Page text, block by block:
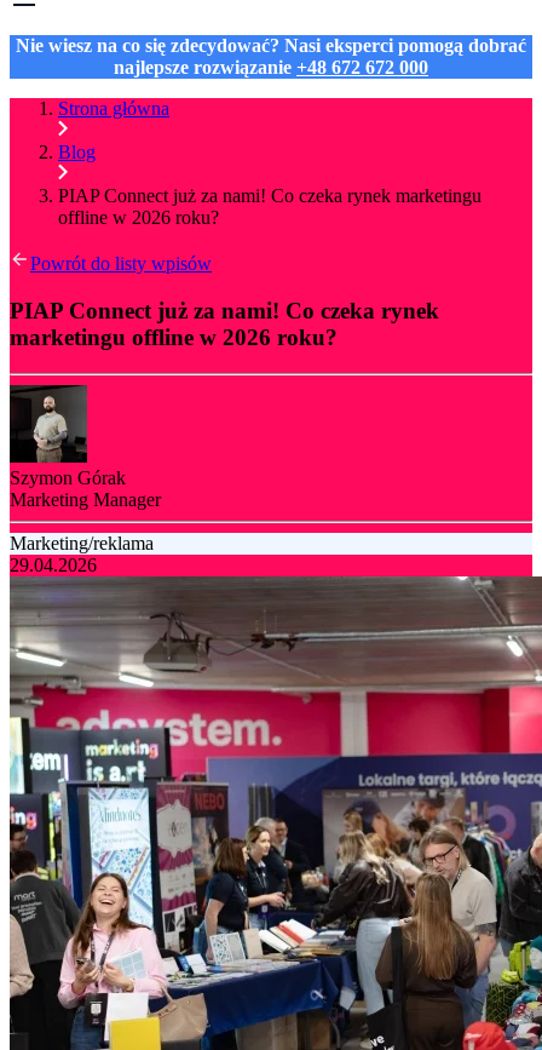
Nie wiesz na co się zdecydować? Nasi eksperci pomogą dobrać
najlepsze rozwiązanie +48 672 672 000
Strona główna
Blog
PIAP Connect już za nami! Co czeka rynek marketingu
offline w 2026 roku?
Powrót do listy wpisów
PIAP Connect już za nami! Co czeka rynek
marketingu offline w 2026 roku?
Szymon Górak
Marketing Manager
Marketing/reklama
29.04.2026